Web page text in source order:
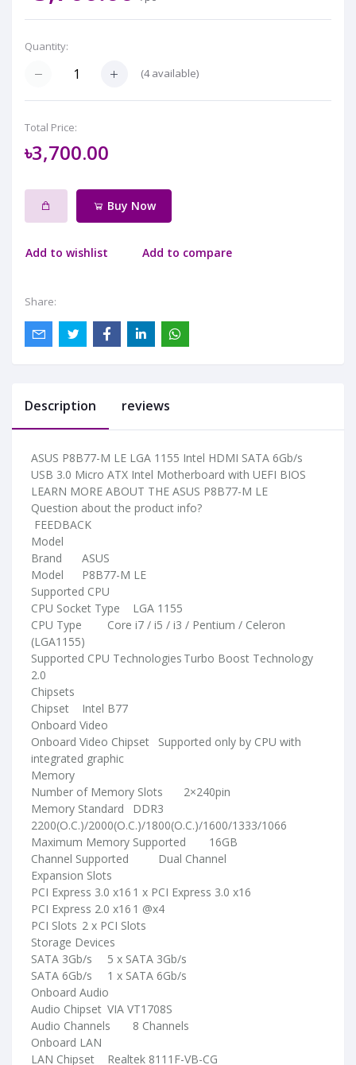
Quantity:
(4available)
Total Price:
৳3,700.00
Buy Now
Add to wishlist Add to compare
Share:
Description reviews
ASUS P8B77-M LE LGA 1155 Intel HDMI SATA 6Gb/s
USB 3.0 Micro ATX Intel Motherboard with UEFI BIOS
LEARN MORE ABOUT THE ASUS P8B77-M LE
Question about the product info?
FEEDBACK
Model
Brand	ASUS
Model	P8B77-M LE
Supported CPU
CPU Socket Type 	LGA 1155
CPU Type	Core i7 / i5 / i3 / Pentium / Celeron
(LGA1155)
Supported CPU Technologies	Turbo Boost Technology
2.0
Chipsets
Chipset 	Intel B77
Onboard Video
Onboard Video Chipset 	Supported only by CPU with
integrated graphic
Memory
Number of Memory Slots	2×240pin
Memory Standard	DDR3
2200(O.C.)/2000(O.C.)/1800(O.C.)/1600/1333/1066
Maximum Memory Supported	16GB
Channel Supported 	Dual Channel
Expansion Slots
PCI Express 3.0 x16	1 x PCI Express 3.0 x16
PCI Express 2.0 x16	1 @x4
PCI Slots	2 x PCI Slots
Storage Devices
SATA 3Gb/s 	5 x SATA 3Gb/s
SATA 6Gb/s 	1 x SATA 6Gb/s
Onboard Audio
Audio Chipset 	VIA VT1708S
Audio Channels 	8 Channels
Onboard LAN
LAN Chipset	Realtek 8111F-VB-CG